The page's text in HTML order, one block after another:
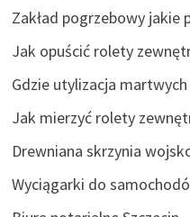
Zakład pogrzebowy jakie
Jak opuścić rolety
Gdzie utylizacja
Jak mierzyć rolety
Drewniana skrzynia
Wyciągarki do